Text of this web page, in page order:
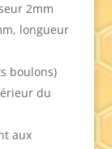
2mm
longueur
boulons)
du
aux